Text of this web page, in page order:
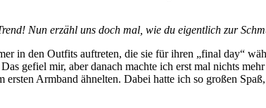
Nun erzähl uns doch mal, wie du eigentlich zur
in den Outfits auftreten, die sie für ihren „final day“
gefiel mir, aber danach machte ich erst mal nichts
Armband ähnelten. Dabei hatte ich so großen